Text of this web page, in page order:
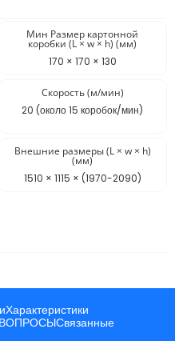
Мин Размер картонной
коробки (L × w × h) (мм)
170 × 170 × 130
Скорость (м/мин)
20 (около 15 коробок/мин)
Внешние размеры (L × w × h)
(мм)
1510 × 1115 × (1970-2090)
Характеристики
Связанные